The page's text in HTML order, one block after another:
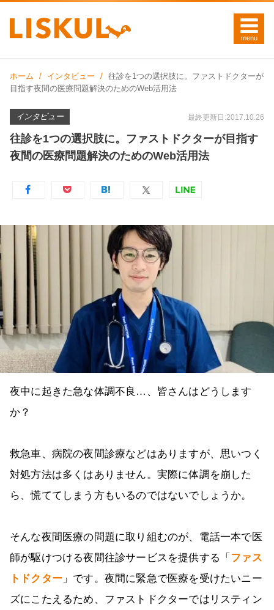
ホーム インタビュー
往診を1つの選択肢に。ファストドクターが
目指す夜間の医療問題解決のためのWeb活用法
インタビュー 最終更新日:2017.10.26
往診を1つの選択肢に。ファストドクターが目指す
夜間の医療問題解決のためのWeb活用法
夜中に起きた急な体調不良…、皆さんはどうします
か？
救急車、病院の夜間診療などはありますが、思いつく
対処方法は多くはありません。実際に体調を崩した
ら、慌ててしまう方もいるのではないでしょうか。
そんな夜間医療の問題に取り組むのが、電話一本で医
師が駆けつける夜間往診サービスを提供する「 ファス
トドクター 」です。夜間に緊急で医療を受けたいニー
ズにこたえるため、ファストドクターではリスティン